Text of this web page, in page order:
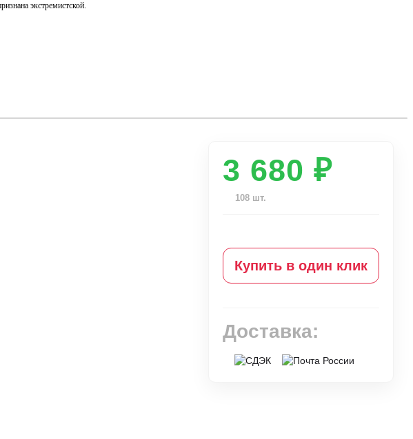
экстремистской.
3 680 ₽
108 шт.
Купить в один клик
Доставка: